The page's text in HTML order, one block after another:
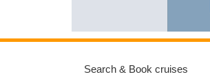
Search & Book cruises